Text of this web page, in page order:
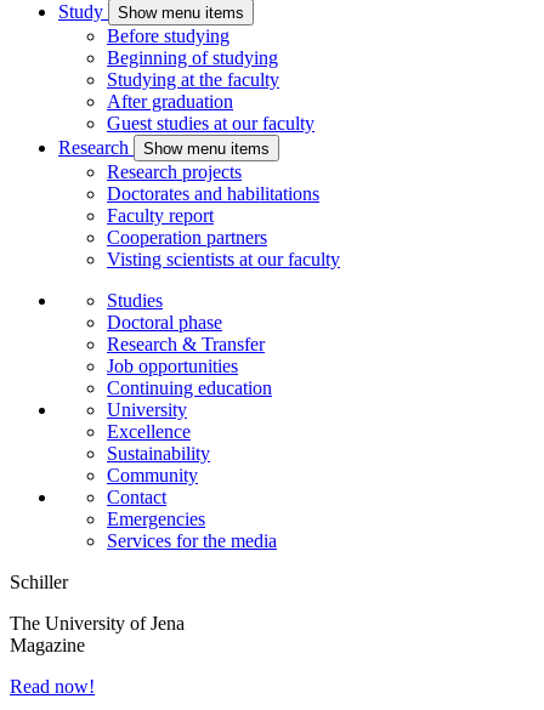
Study
Show menu items
Before studying
Beginning of studying
Studying at the faculty
After graduation
Guest studies at our faculty
Research
Show menu items
Research projects
Doctorates and habilitations
Faculty report
Cooperation partners
Visting scientists at our faculty
Studies
Doctoral phase
Research & Transfer
Job opportunities
Continuing education
University
Excellence
Sustainability
Community
Contact
Emergencies
Services for the media
Schiller
The University of Jena
Magazine
Read now!